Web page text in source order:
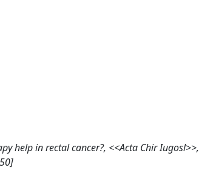
help in rectal cancer?, <<Acta Chir Iugosl>>,